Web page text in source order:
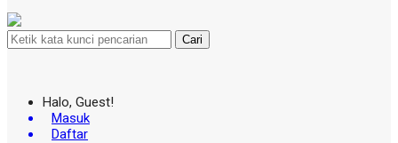
Cari
Halo, Guest!
Masuk
Daftar